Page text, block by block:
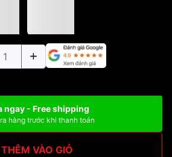
ngay - Free shipping
hàng trước khi thanh toán
THÊM VÀO GIỎ